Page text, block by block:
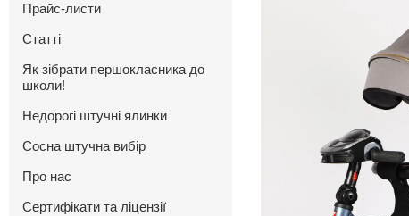
Прайс-листи
Статті
Як зібрати першокласника до
школи!
Недорогі штучні ялинки
Сосна штучна вибір
Про нас
Сертифікати та ліцензії